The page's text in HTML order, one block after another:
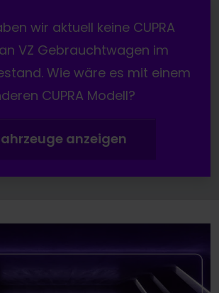
wir aktuell keine CUPRA
VZ Gebrauchtwagen im
Wie wäre es mit einem
CUPRA Modell?
anzeigen